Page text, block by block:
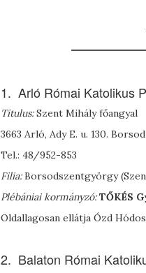
1. Arló Római Katolikus
Titulus:Szent Mihály főangyal
3663 Arló, Ady E. u. 130.
Tel.: 48/952-853
Filia:Borsodszentgyörgy
Plébániai kormányzó:TŐKÉS
Oldallagosan ellátja Ózd
2. Balaton Római